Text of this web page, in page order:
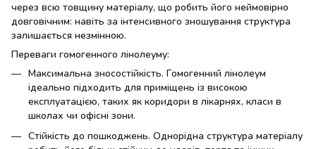
через всю товщину матеріалу, що робить його неймовірно
довговічним: навіть за інтенсивного зношування структура
залишається незмінною.
Переваги гомогенного лінолеуму:
Максимальна зносостійкість. Гомогенний лінолеум
ідеально підходить для приміщень із високою
експлуатацією, таких як коридори в лікарнях, класи в
школах чи офісні зони.
Стійкість до пошкоджень. Однорідна структура матеріалу